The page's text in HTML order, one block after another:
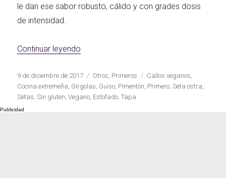
Carnes 2.0
le dan ese sabor robusto, cálido y con grades dosis
de intensidad.
Continuar leyendo
Publicado
el
9 de diciembre de 2017 Categorías
Otros Primeros Etiquetas
Callos veganos
Cocina extremeña Gírgolas Guiso Pimentón Primero ,Seta ostra
Setas ,Sin gluten ,Vegano Estofado ,Tapa